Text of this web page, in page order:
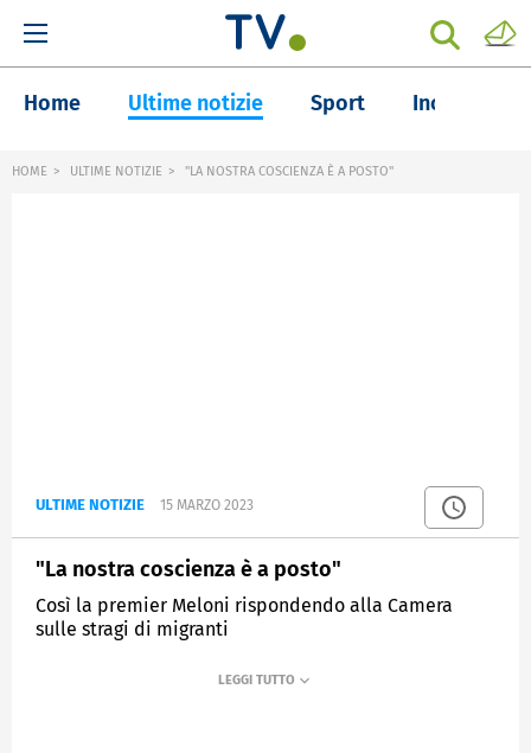
Home Ultime notizie Sport Inchieste
HOME ULTIME NOTIZIE "LA NOSTRA COSCIENZA È A POSTO"
ULTIME NOTIZIE 15 MARZO 2023
"La nostra coscienza è a posto"
Così la premier Meloni rispondendo alla Camera
sulle stragi di migranti
STUDIOAPERTO